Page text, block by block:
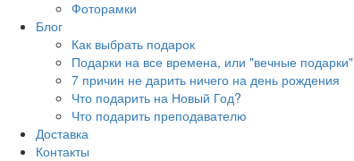
Фоторамки
Блог
Как выбрать подарок
Подарки на все времена, или "вечные подарки"
7 причин не дарить ничего на день рождения
Что подарить на Новый Год?
Что подарить преподавателю
Доставка
Контакты